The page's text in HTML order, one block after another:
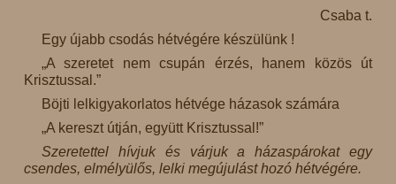
Csaba t.
Egy újabb csodás hétvégére készülünk !
„A szeretet nem csupán érzés, hanem közös út
Krisztussal.”
Böjti lelkigyakorlatos hétvége házasok számára
„A kereszt útján, együtt Krisztussal!”
Szeretettel hívjuk és várjuk a házaspárokat egy
csendes, elmélyülős, lelki megújulást hozó hétvégére.